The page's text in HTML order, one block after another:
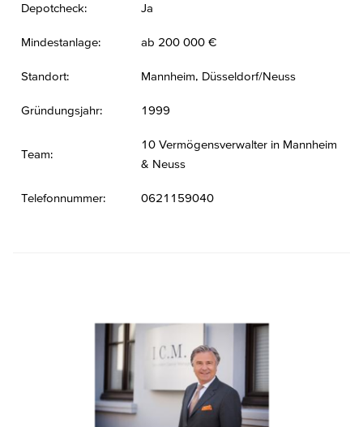
Depotcheck: Ja
Mindestanlage: ab 200 000 €
Standort: Mannheim, Düsseldorf/Neuss
Gründungsjahr: 1999
Team:
10 Vermögensverwalter in Mannheim
& Neuss
Telefonnummer: 0621159040